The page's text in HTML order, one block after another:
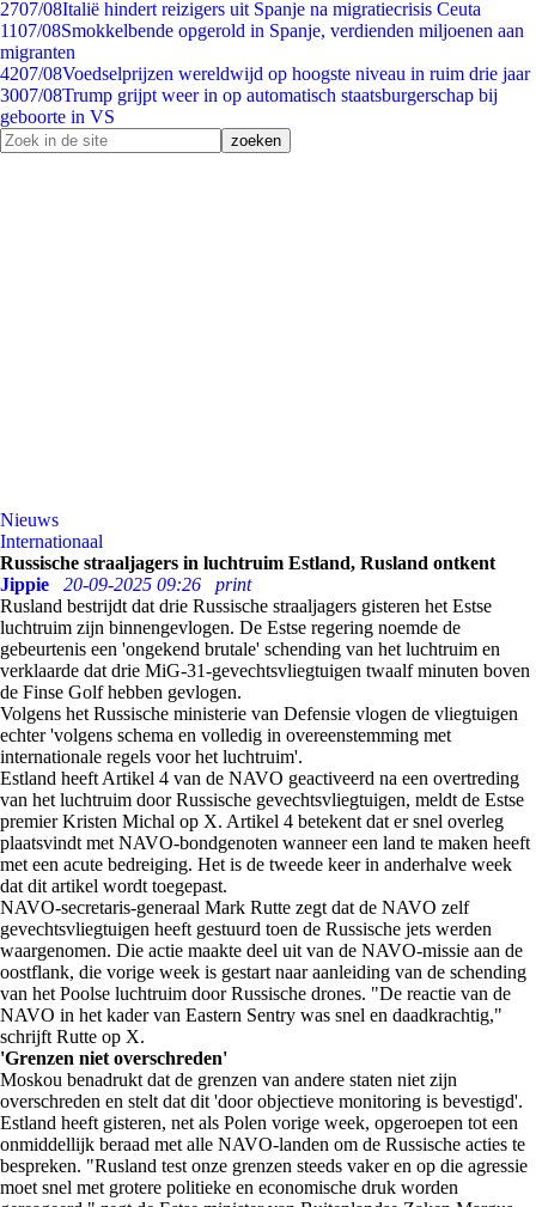
2707/08Italië hindert reizigers uit Spanje na migratiecrisis Ceuta
1107/08Smokkelbende opgerold in Spanje, verdienden miljoenen aan
migranten
4207/08Voedselprijzen wereldwijd op hoogste niveau in ruim drie jaar
3007/08Trump grijpt weer in op automatisch staatsburgerschap bij
geboorte in VS
Nieuws
Internationaal
Russische straaljagers in luchtruim Estland, Rusland ontkent
Jippie
20-09-2025 09:26
print
Rusland bestrijdt dat drie Russische straaljagers gisteren het Estse
luchtruim zijn binnengevlogen. De Estse regering noemde de
gebeurtenis een 'ongekend brutale' schending van het luchtruim en
verklaarde dat drie MiG-31-gevechtsvliegtuigen twaalf minuten boven
de Finse Golf hebben gevlogen.
Volgens het Russische ministerie van Defensie vlogen de vliegtuigen
echter 'volgens schema en volledig in overeenstemming met
internationale regels voor het luchtruim'.
Estland heeft Artikel 4 van de NAVO geactiveerd na een overtreding
van het luchtruim door Russische gevechtsvliegtuigen, meldt de Estse
premier Kristen Michal op X. Artikel 4 betekent dat er snel overleg
plaatsvindt met NAVO-bondgenoten wanneer een land te maken heeft
met een acute bedreiging. Het is de tweede keer in anderhalve week
dat dit artikel wordt toegepast.
NAVO-secretaris-generaal Mark Rutte zegt dat de NAVO zelf
gevechtsvliegtuigen heeft gestuurd toen de Russische jets werden
waargenomen. Die actie maakte deel uit van de NAVO-missie aan de
oostflank, die vorige week is gestart naar aanleiding van de schending
van het Poolse luchtruim door Russische drones. "De reactie van de
NAVO in het kader van Eastern Sentry was snel en daadkrachtig,"
schrijft Rutte op X.
'Grenzen niet overschreden'
Moskou benadrukt dat de grenzen van andere staten niet zijn
overschreden en stelt dat dit 'door objectieve monitoring is bevestigd'.
Estland heeft gisteren, net als Polen vorige week, opgeroepen tot een
onmiddellijk beraad met alle NAVO-landen om de Russische acties te
bespreken. "Rusland test onze grenzen steeds vaker en op die agressie
moet snel met grotere politieke en economische druk worden